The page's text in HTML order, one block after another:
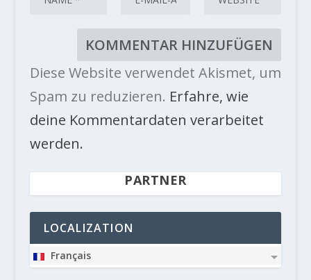
Diese Website verwendet Akismet, um
Spam zu reduzieren. Erfahre, wie
deine Kommentardaten verarbeitet
werden.
PARTNER
LOCALIZATION
Français